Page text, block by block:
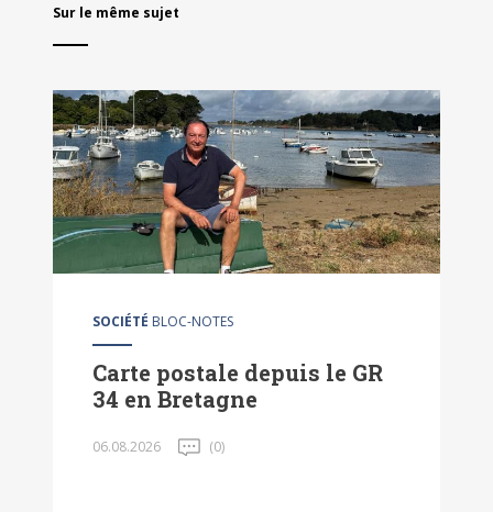
Sur le même sujet
SOCIÉTÉ BLOC-NOTES
Carte postale depuis le GR
34 en Bretagne
06.08.2026 (0)